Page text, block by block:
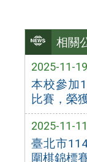
相關
2025-11-19
本校參加
比賽，榮
2025-11-11
臺北市
圍棋錦標